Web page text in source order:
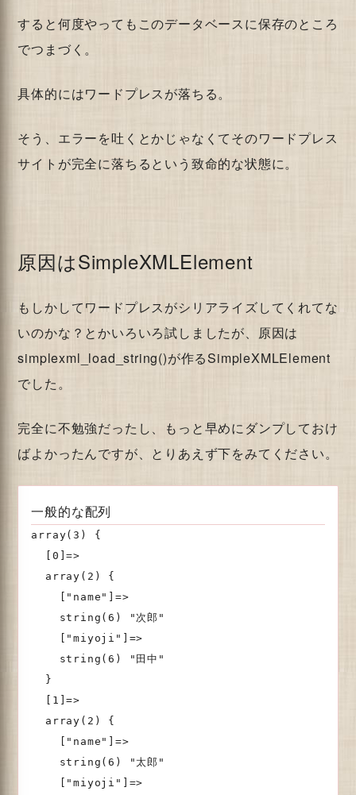
すると何度やってもこのデータベースに保存のところ
でつまづく。
具体的にはワードプレスが落ちる。
そう、エラーを吐くとかじゃなくてそのワードプレス
サイトが完全に落ちるという致命的な状態に。
原因はSimpleXMLElement
もしかしてワードプレスがシリアライズしてくれてな
いのかな？とかいろいろ試しましたが、原因は
simplexml_load_string()が作るSimpleXMLElement
でした。
完全に不勉強だったし、もっと早めにダンプしておけ
ばよかったんですが、とりあえず下をみてください。
一般的な配列
array(3) {
  [0]=>
  array(2) {
    ["name"]=>
    string(6) "次郎"
    ["miyoji"]=>
    string(6) "田中"
  }
  [1]=>
  array(2) {
    ["name"]=>
    string(6) "太郎"
    ["miyoji"]=>